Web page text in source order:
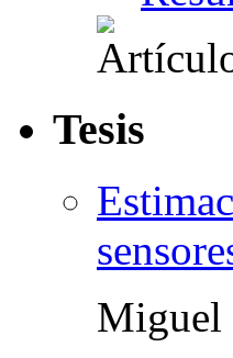
Tesis
Miguel